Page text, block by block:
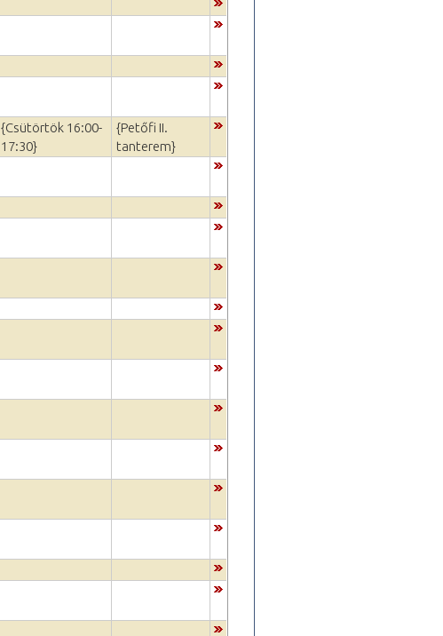
{Csütörtök 16:00-
17:30}
{Petőfi II.
tanterem}